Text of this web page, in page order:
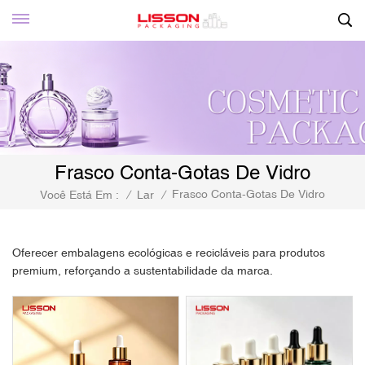
Frasco Conta-Gotas De Vidro
Você Está Em : / Lar / Frasco Conta-Gotas De Vidro
Oferecer embalagens ecológicas e recicláveis ​​para produtos
premium, reforçando a sustentabilidade da marca.